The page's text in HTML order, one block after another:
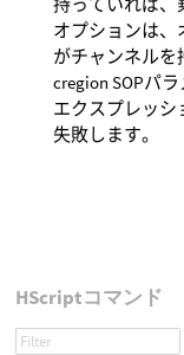
オプションは、
がチャンネルを
cregion SOPパ
エクスプレッ
失敗します。
HScriptコマンド